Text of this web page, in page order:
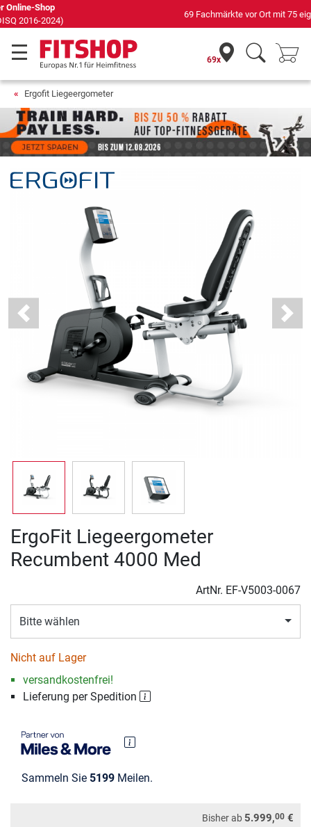
69 Fachmärkte vor Ort mit 75 eigenen Servicetechnikern
69x
Ergofit Liegeergometer
Previous Next
ErgoFit Liegeergometer
Recumbent 4000 Med
ArtNr. EF-V5003-0067
Bitte wählen
Nicht auf Lager
versandkostenfrei!
Lieferung per Spedition
Sammeln Sie 5199 Meilen.
Bisher ab 5.999,00 €